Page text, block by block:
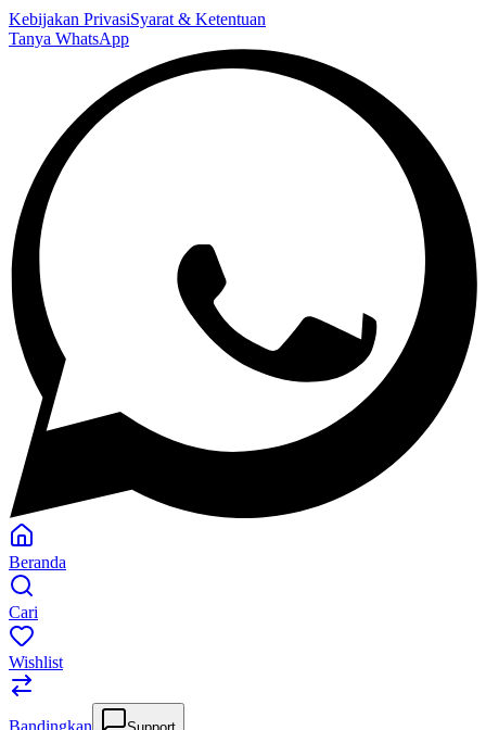
Kebijakan PrivasiSyarat & Ketentuan
Tanya WhatsApp
Beranda
Cari
Wishlist